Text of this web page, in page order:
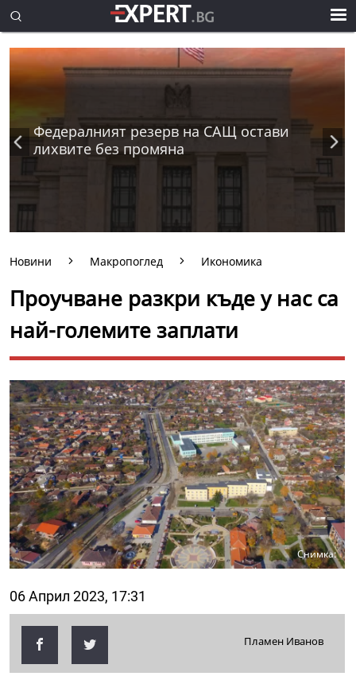
Федералният резерв на САЩ остави
лихвите без промяна
Новини Макропоглед Икономика
Проучване разкри къде у нас са
най-големите заплати
Снимка:
06 Април 2023, 17:31
Пламен Иванов